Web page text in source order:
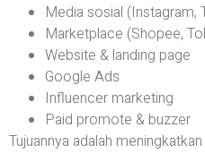
Media sosial (Instagram,
Marketplace (Shopee,
Website & landing page
Google Ads
Influencer marketing
Paid promote & buzzer
Tujuannya adalah